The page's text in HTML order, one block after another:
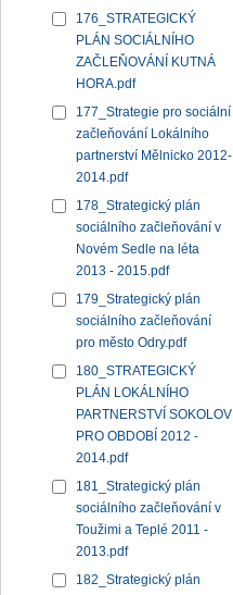
176_STRATEGICKÝ
PLÁN SOCIÁLNÍHO
ZAČLEŇOVÁNÍ KUTNÁ
HORA.pdf
177_Strategie pro sociální
začleňování Lokálního
partnerství Mělnicko 2012-
2014.pdf
178_Strategický plán
sociálního začleňování v
Novém Sedle na léta
2013 - 2015.pdf
179_Strategický plán
sociálního začleňování
pro město Odry.pdf
180_STRATEGICKÝ
PLÁN LOKÁLNÍHO
PARTNERSTVÍ SOKOLOV
PRO OBDOBÍ 2012 -
2014.pdf
181_Strategický plán
sociálního začleňování v
Toužimi a Teplé 2011 -
2013.pdf
182_Strategický plán